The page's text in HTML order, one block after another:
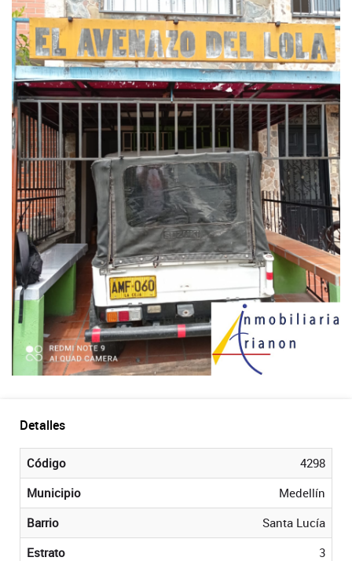
Detalles
Código
4298
Municipio
Medellín
Barrio
Santa Lucía
Estrato
3